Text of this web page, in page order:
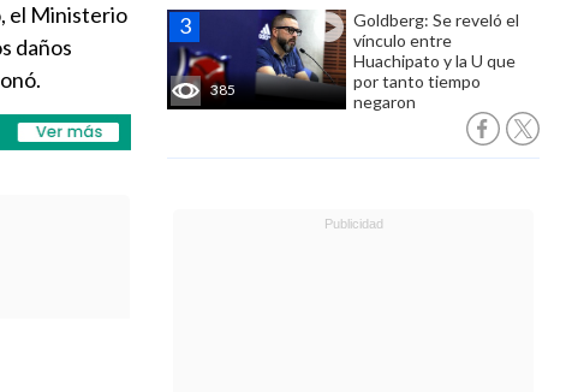
385
Goldberg: Se reveló el
vínculo entre
Huachipato y la U que
por tanto tiempo
negaron
el Ministerio
daños